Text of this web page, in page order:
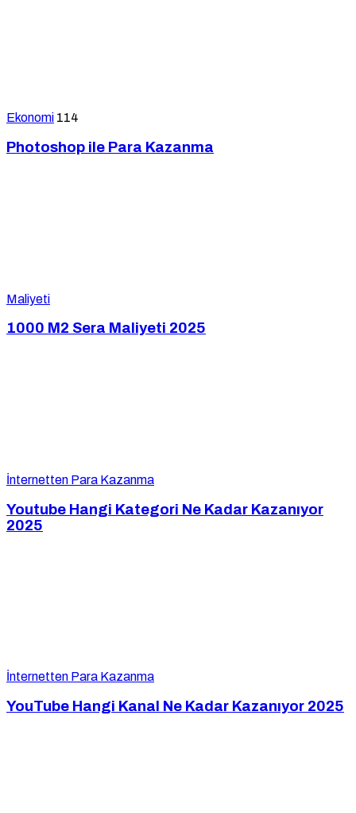
Ekonomi 114
Photoshop ile Para Kazanma
Maliyeti
1000 M2 Sera Maliyeti 2025
İnternetten Para Kazanma
Youtube Hangi Kategori Ne Kadar Kazanıyor
2025
İnternetten Para Kazanma
YouTube Hangi Kanal Ne Kadar Kazanıyor 2025